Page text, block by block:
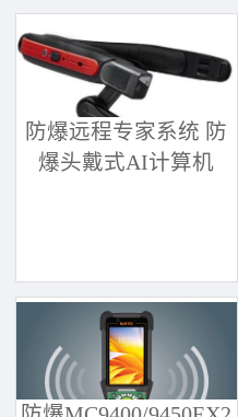
防爆远程专家系统 防
爆头戴式AI计算机